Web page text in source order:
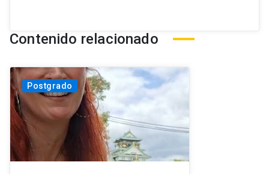
Contenido relacionado
Postgrado